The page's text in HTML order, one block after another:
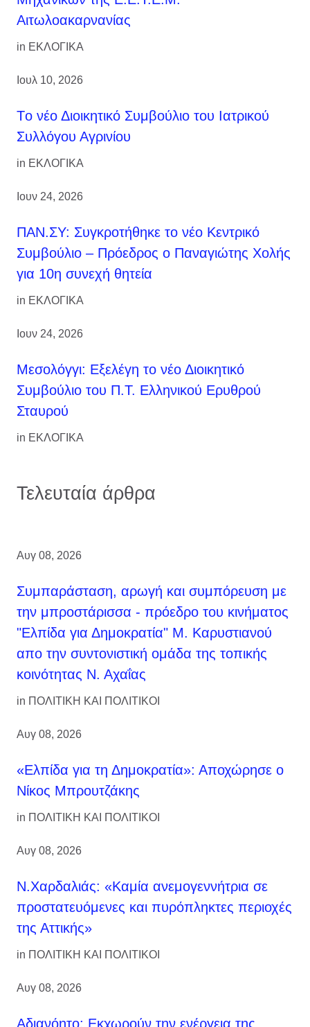
Αιτωλοακαρνανίας
in ΕΚΛΟΓΙΚΑ
Ιουλ 10, 2026
Tο νέο Διοικητικό Συμβούλιο του Ιατρικού
Συλλόγου Αγρινίου
in ΕΚΛΟΓΙΚΑ
Ιουν 24, 2026
ΠΑΝ.ΣΥ: Συγκροτήθηκε το νέο Κεντρικό
Συμβούλιο – Πρόεδρος ο Παναγιώτης Χολής
για 10η συνεχή θητεία
in ΕΚΛΟΓΙΚΑ
Ιουν 24, 2026
Μεσολόγγι: Εξελέγη το νέο Διοικητικό
Συμβούλιο του Π.Τ. Ελληνικού Ερυθρού
Σταυρού
in ΕΚΛΟΓΙΚΑ
Τελευταία άρθρα
Αυγ 08, 2026
Συμπαράσταση, αρωγή και συμπόρευση με
την μπροστάρισσα - πρόεδρο του κινήματος
"Ελπίδα για Δημοκρατία" Μ. Καρυστιανού
απο την συντονιστική ομάδα της τοπικής
κοινότητας Ν. Αχαΐας
in ΠΟΛΙΤΙΚΗ ΚΑΙ ΠΟΛΙΤΙΚΟΙ
Αυγ 08, 2026
«Ελπίδα για τη Δημοκρατία»: Αποχώρησε ο
Νίκος Μπρουτζάκης
in ΠΟΛΙΤΙΚΗ ΚΑΙ ΠΟΛΙΤΙΚΟΙ
Αυγ 08, 2026
Ν.Χαρδαλιάς: «Καμία ανεμογεννήτρια σε
προστατευόμενες και πυρόπληκτες περιοχές
της Αττικής»
in ΠΟΛΙΤΙΚΗ ΚΑΙ ΠΟΛΙΤΙΚΟΙ
Αυγ 08, 2026
Αδιανόητο: Εκχωρούν την ενέργεια της